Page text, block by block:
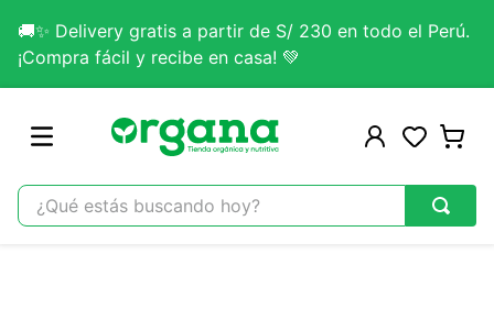
🚚✨ Delivery gratis a partir de S/ 230 en todo el Perú.
¡Compra fácil y recibe en casa! 💚
¿Qué estás buscando hoy?